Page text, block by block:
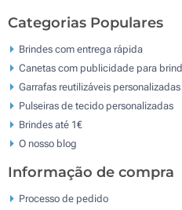
Categorias Populares
Brindes com entrega rápida
Canetas com publicidade para
Garrafas reutilizáveis personalizadas
Pulseiras de tecido personalizadas
Brindes até 1€
O nosso blog
Informação de compra
Processo de pedido